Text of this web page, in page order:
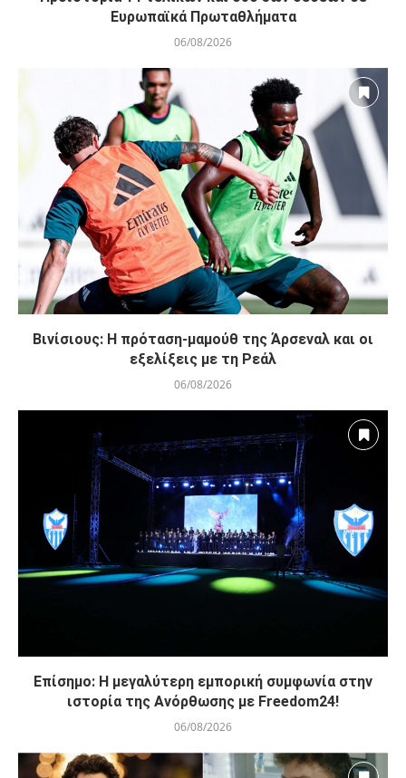
Ευρωπαϊκά Πρωταθλήματα
06/08/2026
Βινίσιους: Η πρόταση-μαμούθ της Άρσεναλ και οι
εξελίξεις με τη Ρεάλ
06/08/2026
Επίσημο: Η μεγαλύτερη εμπορική συμφωνία στην
ιστορία της Ανόρθωσης με Freedom24!
06/08/2026